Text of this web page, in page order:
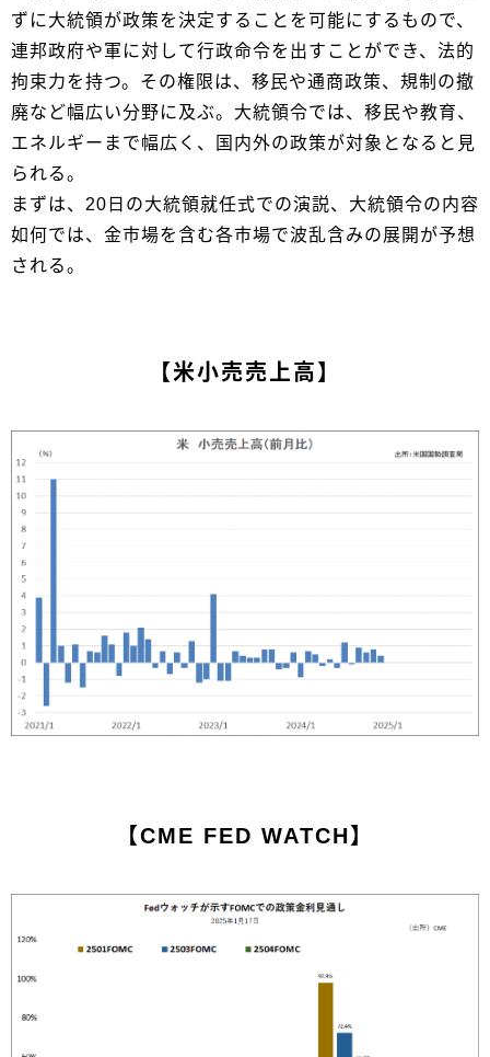
ずに大統領が政策を決定することを可能にするもので、
連邦政府や軍に対して行政命令を出すことができ、法的
拘束力を持つ。その権限は、移民や通商政策、規制の撤
廃など幅広い分野に及ぶ。大統領令では、移民や教育、
エネルギーまで幅広く、国内外の政策が対象となると見
られる。
まずは、20日の大統領就任式での演説、大統領令の内容
如何では、金市場を含む各市場で波乱含みの展開が予想
される。
【米小売売上高】
【CME FED WATCH】